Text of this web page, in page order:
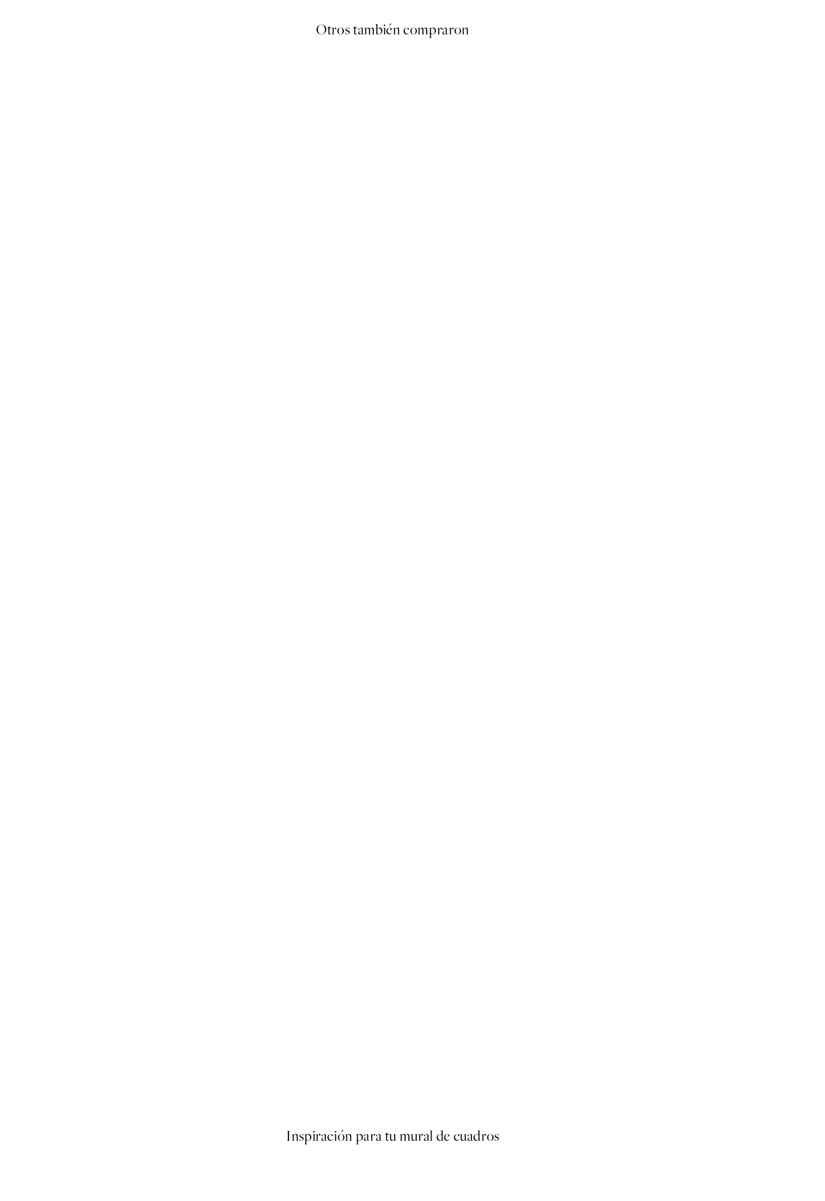
Otros también compraron
Inspiración para tu mural de cuadros